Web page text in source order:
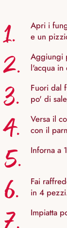
1.
Apri i
e un
2.
Aggiungi
l'acqua in
3.
Fuori dal
po' di
4.
Versa il
con il
5. Inforna a
6.
Fai
in 4
Impiatta